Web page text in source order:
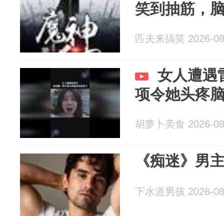
笑到抽筋，
匹夫来搞笑 2026-
女人遭遇
项令她头疼
胡萝卜美食 2026-
《痴迷》男
下水道男孩 2026-